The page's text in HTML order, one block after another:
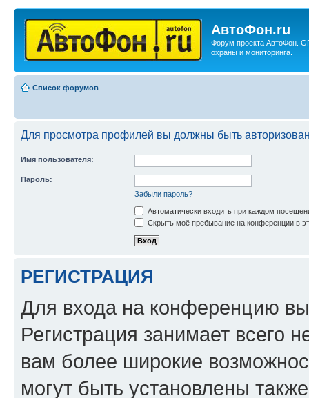
АвтоФон.ru
Форум проекта АвтоФон.
охраны и мониторинга.
Список форумов
Для просмотра профилей вы должны быть
Имя пользователя:
Пароль:
Забыли пароль?
Автоматически входить при каждом
Скрыть моё пребывание на конференции в
РЕГИСТРАЦИЯ
Для входа на конференцию
Регистрация занимает всего
вам более широкие
могут быть установлены